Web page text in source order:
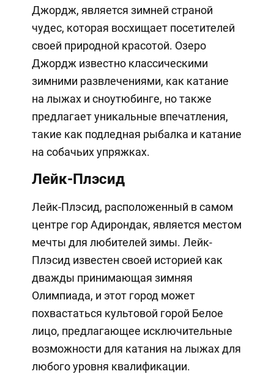
Джордж, является зимней страной
чудес, которая восхищает посетителей
своей природной красотой. Озеро
Джордж известно классическими
зимними развлечениями, как катание
на лыжах и сноутюбинге, но также
предлагает уникальные впечатления,
такие как подледная рыбалка и катание
на собачьих упряжках.
Лейк-Плэсид
Лейк-Плэсид, расположенный в самом
центре гор Адирондак, является местом
мечты для любителей зимы. Лейк-
Плэсид известен своей историей как
дважды принимающая зимняя
Олимпиада, и этот город может
похвастаться культовой горой Белое
лицо, предлагающее исключительные
возможности для катания на лыжах для
любого уровня квалификации.